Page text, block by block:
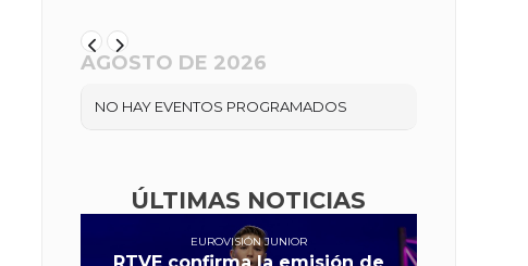
AGOSTO DE 2026
NO HAY EVENTOS PROGRAMADOS
ÚLTIMAS NOTICIAS
EUROVISIÓN JUNIOR